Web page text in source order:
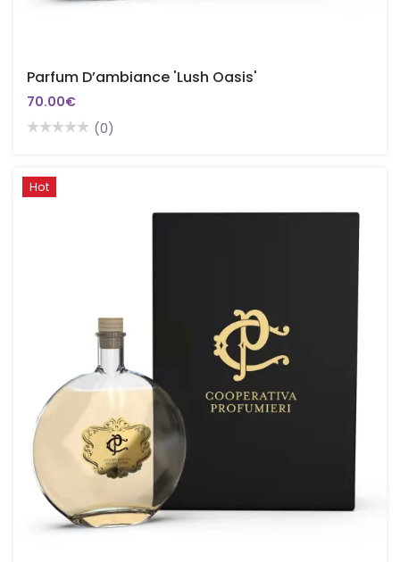
Parfum D’ambiance 'Lush Oasis'
70.00€
(0)
Hot